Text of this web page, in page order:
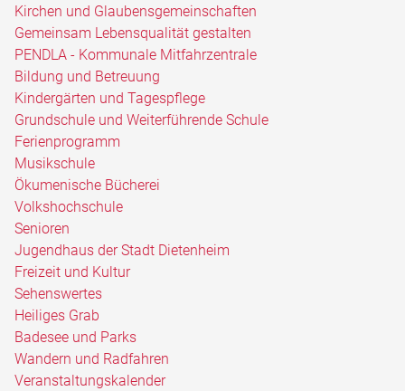
Kirchen und Glaubensgemeinschaften
Gemeinsam Lebensqualität gestalten
PENDLA - Kommunale Mitfahrzentrale
Bildung und Betreuung
Kindergärten und Tagespflege
Grundschule und Weiterführende Schule
Ferienprogramm
Musikschule
Ökumenische Bücherei
Volkshochschule
Senioren
Jugendhaus der Stadt Dietenheim
Freizeit und Kultur
Sehenswertes
Heiliges Grab
Badesee und Parks
Wandern und Radfahren
Veranstaltungskalender